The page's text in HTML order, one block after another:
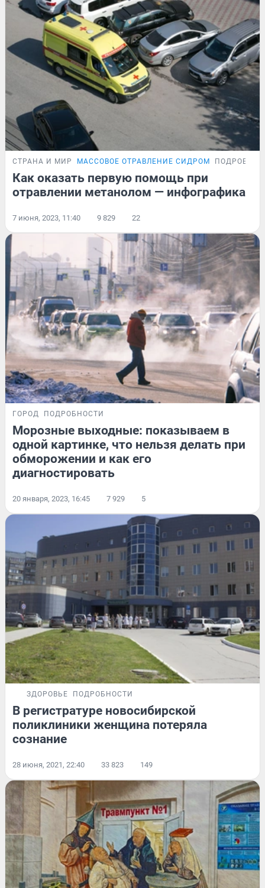
СТРАНА И МИР МАССОВОЕ ОТРАВЛЕНИЕ СИДРОМ
Как оказать первую помощь при
отравлении метанолом — инфографика
7 июня, 2023, 11:40 9 829 22
ГОРОД ПОДРОБНОСТИ
Морозные выходные: показываем в
одной картинке, что нельзя делать при
обморожении и как его
диагностировать
20 января, 2023, 16:45 7 929 5
ЗДОРОВЬЕ ПОДРОБНОСТИ
В регистратуре новосибирской
поликлиники женщина потеряла
сознание
28 июня, 2021, 22:40 33 823 149